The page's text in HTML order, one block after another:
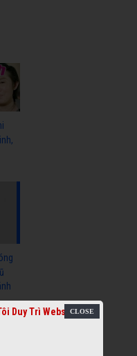
Duy Trì Website